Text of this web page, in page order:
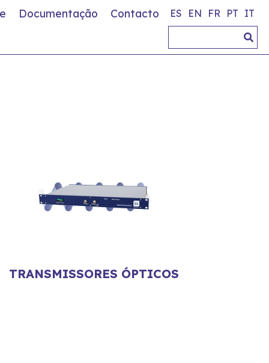
Documentação Contacto ES EN FR PT IT
TRANSMISSORES ÓPTICOS